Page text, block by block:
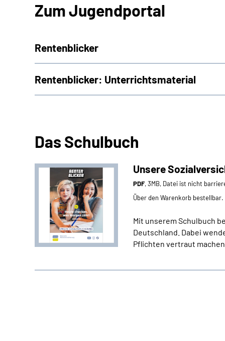
Zum Jugendportal
Rentenblicker
Rentenblicker: Unterrichtsmaterial
Das Schulbuch
Unsere
PDF, 3MB, Datei ist nicht
Über den Warenkorb bestellbar.
Mit unserem Schulbuch
Deutschland. Dabei
Pflichten vertraut